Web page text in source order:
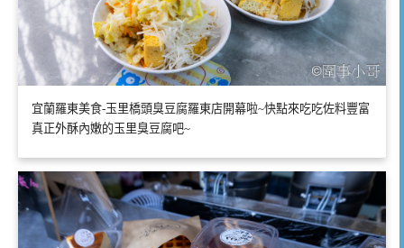
宜蘭羅東美食-玉里橋頭臭豆腐羅東店開幕啦~快點來吃吃佐料豐富
真正外酥內嫩的玉里臭豆腐吧~